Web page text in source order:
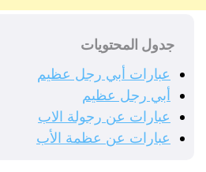
جدول المحتويات
عبارات أبي رجل عظيم
أبي رجل عظيم
عبارات عن رجولة الاب
عبارات عن عظمة الأب